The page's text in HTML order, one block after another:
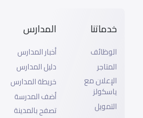
خدماتنا
الوظائف
المتاجر
الإعلان مع
ياسكولز
التمويل
المدارس
أخبار المدارس
دليل المدارس
خريطة المدارس
أضف المدرسة
تصفح بالمدينة